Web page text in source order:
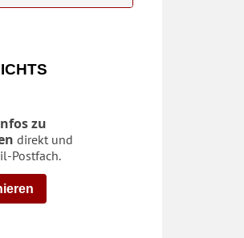
zu
direkt und
Postfach.